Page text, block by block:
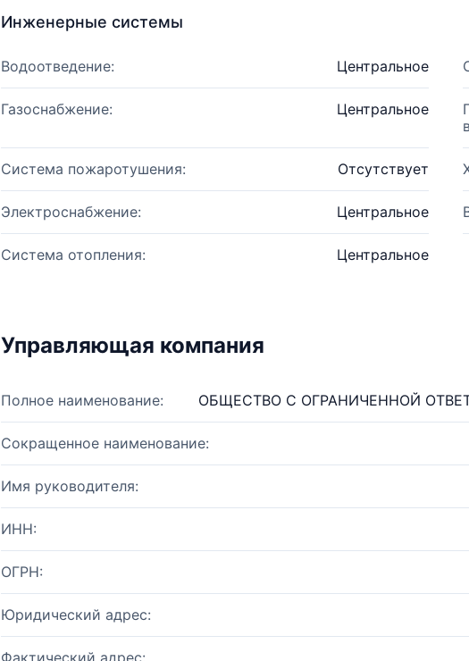
Инженерные системы
Водоотведение: Центральное
Газоснабжение: Центральное
Система пожаротушения: Отсутствует
Электроснабжение: Центральное
Система отопления: Центральное
Управляющая компания
Полное наименование: ОБЩЕСТВО С ОГРАНИЧЕННОЙ
Сокращенное наименование:
Имя руководителя:
ИНН:
ОГРН:
Юридический адрес:
Фактический адрес: